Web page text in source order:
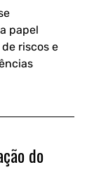
papel
riscos e
do